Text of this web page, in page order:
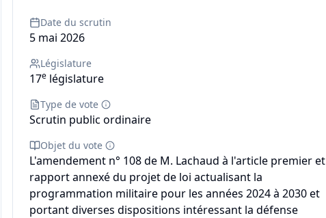
Date du scrutin
5 mai 2026
Législature
17e législature
Type de vote
Scrutin public ordinaire
Objet du vote
L'amendement n° 108 de M. Lachaud à l'article premier et
rapport annexé du projet de loi actualisant la
programmation militaire pour les années 2024 à 2030 et
portant diverses dispositions intéressant la défense